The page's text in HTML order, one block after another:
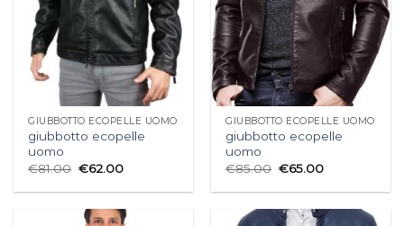
GIUBBOTTO ECOPELLE UOMO
giubbotto ecopelle
uomo
€81.00 €62.00
GIUBBOTTO ECOPELLE UOMO
giubbotto ecopelle
uomo
€85.00 €65.00